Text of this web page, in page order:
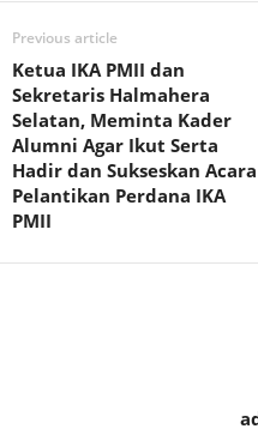
Previous article
Ketua IKA PMII dan
Sekretaris Halmahera
Selatan, Meminta Kader
Alumni Agar Ikut Serta
Hadir dan Sukseskan Acara
Pelantikan Perdana IKA
PMII